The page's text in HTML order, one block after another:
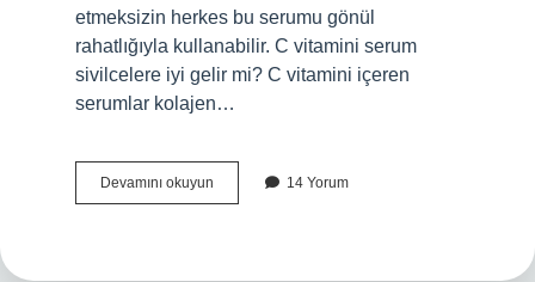
etmeksizin herkes bu serumu gönül
rahatlığıyla kullanabilir. C vitamini serum
sivilcelere iyi gelir mi? C vitamini içeren
serumlar kolajen…
Devamını okuyun
Vitamini
14 Yorum